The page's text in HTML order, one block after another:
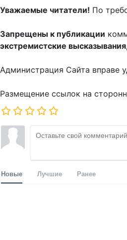
Уважаемые читатели! По
Запрещены к публикации
экстремистские
Администрация Сайта вправе
Размещение ссылок на
Новые Лучшие Ранее